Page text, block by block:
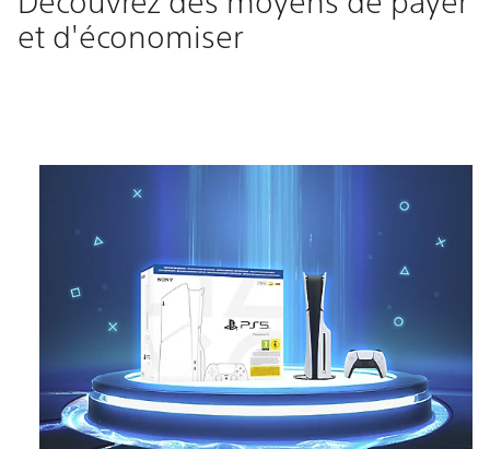
et d'économiser